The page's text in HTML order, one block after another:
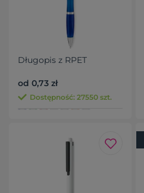
Długopis z RPET
od 0,73 zł
Dostępność: 27550 szt.